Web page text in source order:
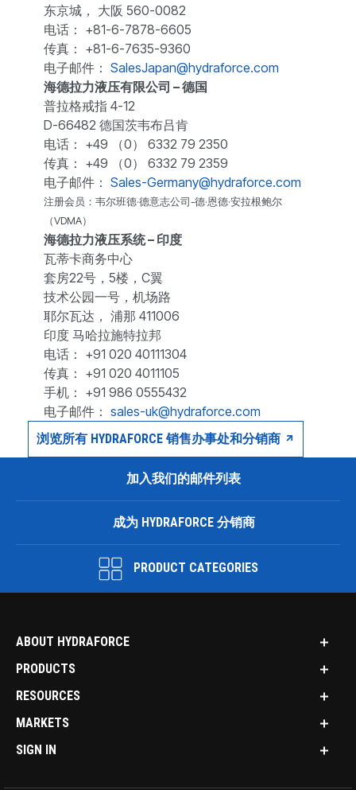
东京城， 大阪 560-0082
电话： +81-6-7878-6605
传真： +81-6-7635-9360
电子邮件： SalesJapan@hydraforce.com
海德拉力液压有限公司 – 德国
普拉格戒指 4-12
D-66482 德国茨韦布吕肯
电话： +49 （0） 6332 79 2350
传真： +49 （0） 6332 79 2359
电子邮件： Sales-Germany@hydraforce.com
注册会员：韦尔班德·德意志公司-德·恩德·安拉根鲍尔
（VDMA）
海德拉力液压系统 – 印度
瓦蒂卡商务中心
套房22号，5楼，C翼
技术公园一号，机场路
耶尔瓦达， 浦那 411006
印度 马哈拉施特拉邦
电话： +91 020 40111304
传真： +91 020 4011105
手机： +91 986 0555432
电子邮件： sales-uk@hydraforce.com
浏览所有 HYDRAFORCE 销售办事处和分销商
加入我们的邮件列表
成为 HYDRAFORCE 分销商
PRODUCT CATEGORIES
ABOUT HYDRAFORCE
PRODUCTS
RESOURCES
MARKETS
SIGN IN